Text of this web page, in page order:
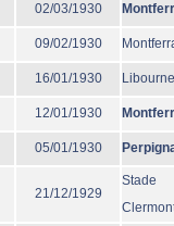
02/03/1930
09/02/1930
16/01/1930 Libourne
12/01/1930
05/01/1930
21/12/1929
Stade